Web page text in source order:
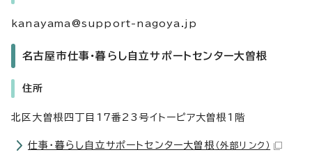
kanayama@support-nagoya.jp
名古屋市仕事・暮らし自立サポートセンター大曽根
住所
北区大曽根四丁目17番23号イトーピア大曽根1階
仕事・暮らし自立サポートセンター大曽根 （外部リンク）